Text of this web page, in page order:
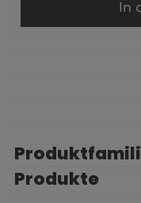
In
Produktgalerie
Produkte